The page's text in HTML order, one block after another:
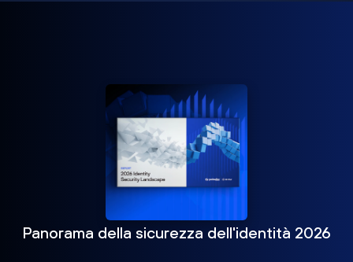
Panorama della sicurezza dell'identità 2026